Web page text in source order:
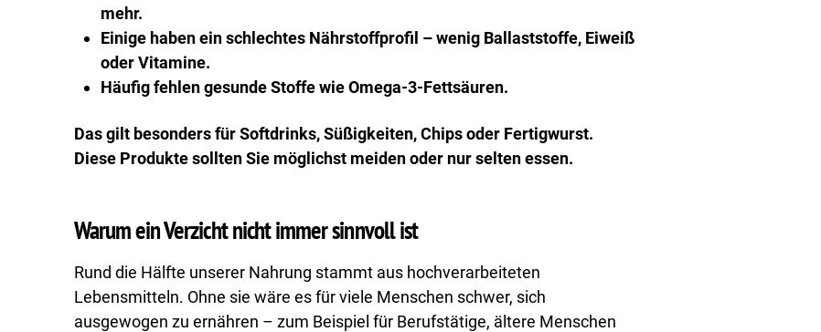
mehr.
Einige haben ein schlechtes Nährstoffprofil – wenig Ballaststoffe, Eiweiß
oder Vitamine.
Häufig fehlen gesunde Stoffe wie Omega-3-Fettsäuren.
Das gilt besonders für Softdrinks, Süßigkeiten, Chips oder Fertigwurst.
Diese Produkte sollten Sie möglichst meiden oder nur selten essen.
Warum ein Verzicht nicht immer sinnvoll ist
Rund die Hälfte unserer Nahrung stammt aus hochverarbeiteten
Lebensmitteln. Ohne sie wäre es für viele Menschen schwer, sich
ausgewogen zu ernähren – zum Beispiel für Berufstätige, ältere Menschen